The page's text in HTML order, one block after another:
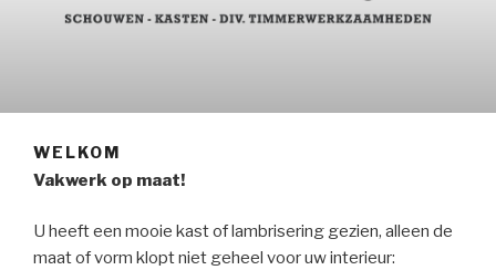
WELKOM
Vakwerk op maat!
U heeft een mooie kast of lambrisering gezien, alleen de
maat of vorm klopt niet geheel voor uw interieur: